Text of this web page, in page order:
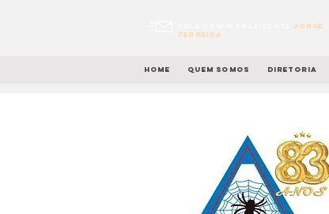
Jorge
Ferreira
Home quem somos diretoria